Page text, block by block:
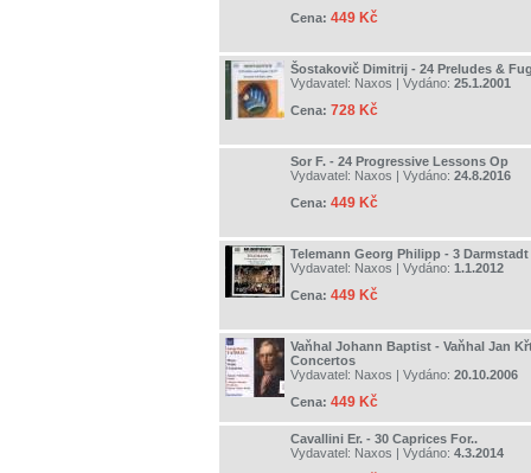
Cena: 449 Kč
Šostakovič Dimitrij - 24 Preludes &
Vydavatel: Naxos | Vydáno: 25.1.2001
Cena: 728 Kč
Sor F. - 24 Progressive Lessons Op
Vydavatel: Naxos | Vydáno: 24.8.2016
Cena: 449 Kč
Telemann Georg Philipp - 3
Vydavatel: Naxos | Vydáno: 1.1.2012
Cena: 449 Kč
Vaňhal Johann Baptist - Vaňhal Jan
Concertos
Vydavatel: Naxos | Vydáno: 20.10.2006
Cena: 449 Kč
Cavallini Er. - 30 Caprices For..
Vydavatel: Naxos | Vydáno: 4.3.2014